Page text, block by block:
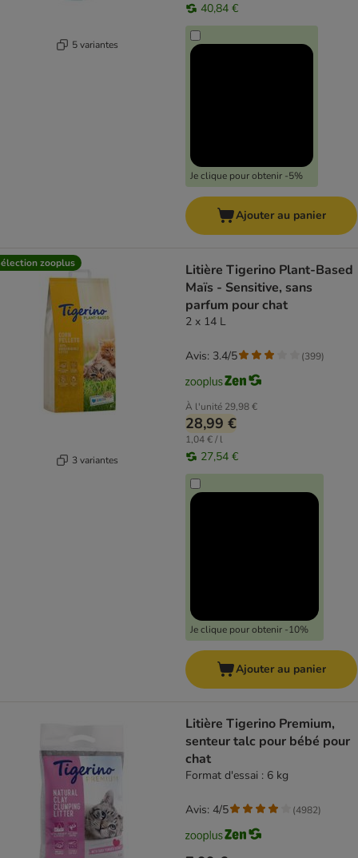
5 variantes
40,84 €
Je clique pour obtenir -5%
Ajouter au panier
zooplus
3 variantes
Litière Tigerino Plant-Based
Maïs - Sensitive, sans
parfum pour chat
2 x 14 L
À l'unité 29,98 €
28,99 €
1,04 € / l
27,54 €
Je clique pour obtenir -10%
Avis: 3.4/5 (399)
Ajouter au panier
Litière Tigerino Premium,
senteur talc pour bébé pour
chat
Format d'essai : 6 kg
Avis: 4/5 (4982)